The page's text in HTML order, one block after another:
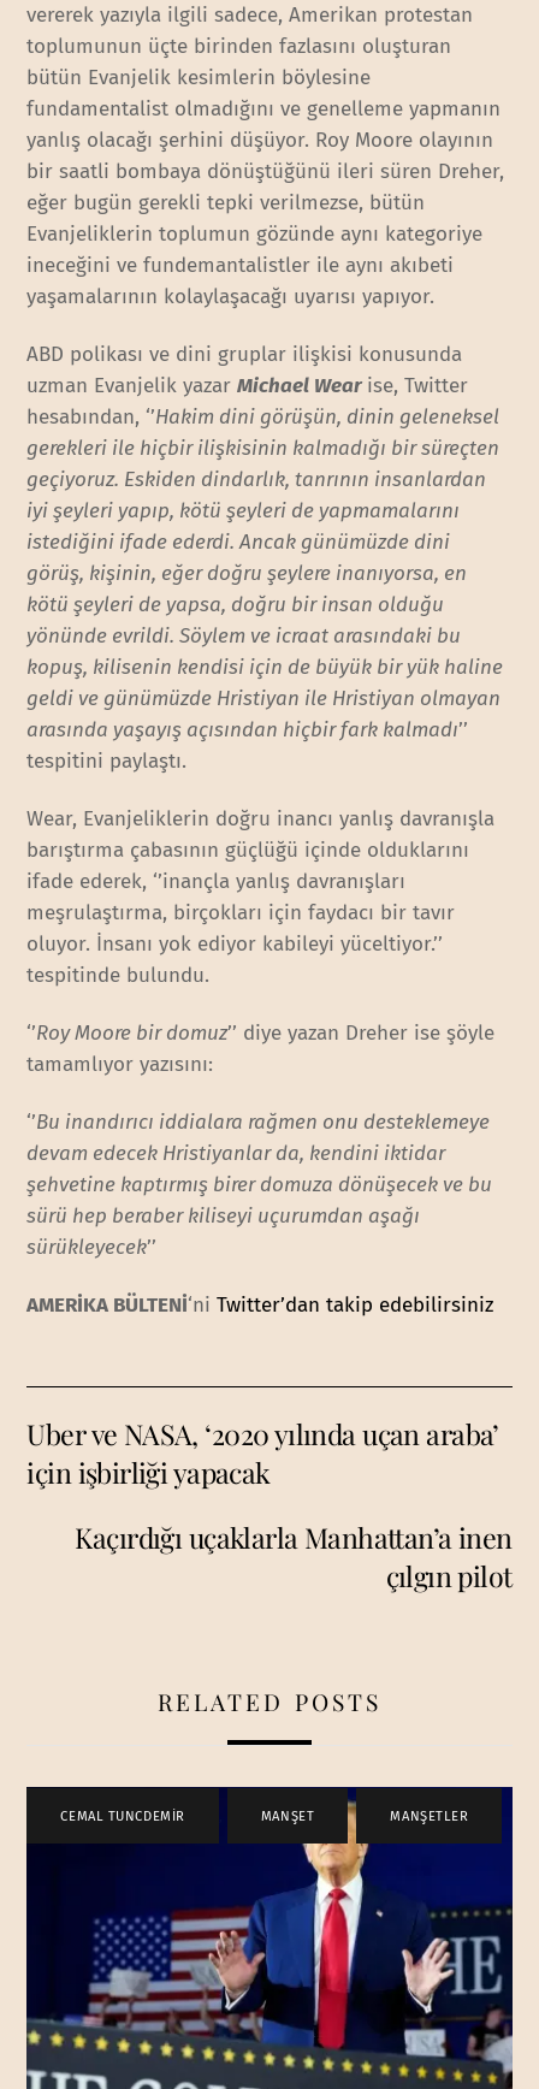
vererek yazıyla ilgili sadece, Amerikan protestan
toplumunun üçte birinden fazlasını oluşturan
bütün Evanjelik kesimlerin böylesine
fundamentalist olmadığını ve genelleme yapmanın
yanlış olacağı şerhini düşüyor. Roy Moore olayının
bir saatli bombaya dönüştüğünü ileri süren Dreher,
eğer bugün gerekli tepki verilmezse, bütün
Evanjeliklerin toplumun gözünde aynı kategoriye
ineceğini ve fundemantalistler ile aynı akıbeti
yaşamalarının kolaylaşacağı uyarısı yapıyor.
ABD polikası ve dini gruplar ilişkisi konusunda
uzman Evanjelik yazarMichael Wear ise, Twitter
hesabından, ‘’Hakim dini görüşün, dinin geleneksel
gerekleri ile hiçbir ilişkisinin kalmadığı bir süreçten
geçiyoruz. Eskiden dindarlık, tanrının insanlardan
iyi şeyleri yapıp, kötü şeyleri de yapmamalarını
istediğini ifade ederdi. Ancak günümüzde dini
görüş, kişinin, eğer doğru şeylere inanıyorsa, en
kötü şeyleri de yapsa, doğru bir insan olduğu
yönünde evrildi. Söylem ve icraat arasındaki bu
kopuş, kilisenin kendisi için de büyük bir yük haline
geldi ve günümüzde Hristiyan ile Hristiyan olmayan
arasında yaşayış açısından hiçbir fark kalmadı’’
tespitini paylaştı.
Wear, Evanjeliklerin doğru inancı yanlış davranışla
barıştırma çabasının güçlüğü içinde olduklarını
ifade ederek, ‘’inançla yanlış davranışları
meşrulaştırma, birçokları için faydacı bir tavır
oluyor. İnsanı yok ediyor kabileyi yüceltiyor.’’
tespitinde bulundu.
‘’Roy Moore bir domuz’’ diye yazan Dreher ise şöyle
tamamlıyor yazısını:
‘’Bu inandırıcı iddialara rağmen onu desteklemeye
devam edecek Hristiyanlar da, kendini iktidar
şehvetine kaptırmış birer domuza dönüşecek ve bu
sürü hep beraber kiliseyi uçurumdan aşağı
sürükleyecek’’
AMERİKA BÜLTENİ‘niTwitter’dan takip edebilirsiniz
Uber ve NASA, ‘2020 yılında uçan araba’
için işbirliği yapacak
Kaçırdığı uçaklarla Manhattan’a inen
çılgın pilot
RELATED POSTS
CEMAL TUNCDEMİR MANŞET , MANŞETLER